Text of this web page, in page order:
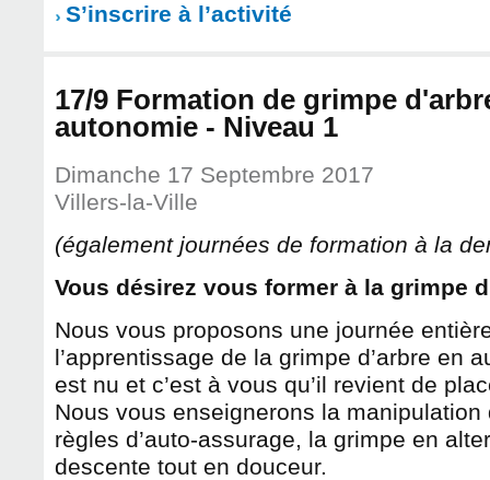
S’inscrire à l’activité
17/9 Formation de grimpe
autonomie - Niveau 1
Dimanche 17 Septembre 2017
Villers-la-Ville
(également journées de formation à la
Vous désirez vous former à la grimpe
Nous vous proposons une journée
l’apprentissage de la grimpe d’arbre en
est nu et c’est à vous qu’il revient de
Nous vous enseignerons la manipulation
règles d’auto-assurage, la grimpe en
descente tout en douceur.